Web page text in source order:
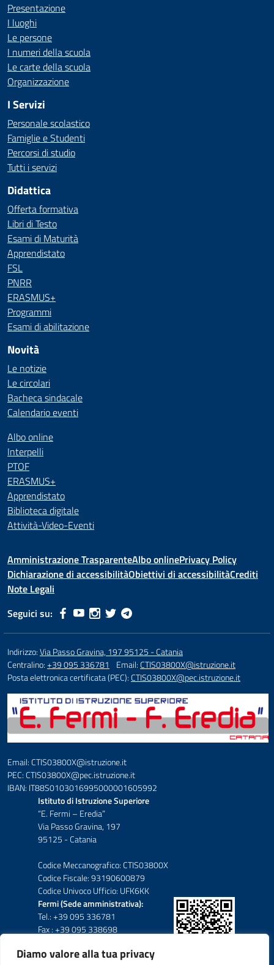
Diamo valore alla tua privacy
Presentazione
I luoghi
Le persone
I numeri della scuola
Le carte della scuola
Organizzazione
I Servizi
Personale scolastico
Famiglie e Studenti
Percorsi di studio
Tutti i servizi
Didattica
Offerta formativa
Libri di Testo
Esami di Maturità
Apprendistato
FSL
PNRR
ERASMUS+
Programmi
Esami di abilitazione
Novità
Le notizie
Le circolari
Bacheca sindacale
Calendario eventi
Albo online
Interpelli
PTOF
ERASMUS+
Apprendistato
Biblioteca digitale
Attività-Video-Eventi
Amministrazione TrasparenteAlbo onlinePrivacy Policy
Dichiarazione di accessibilitàObiettivi di accessibilitàCrediti
Note Legali
Seguici su:
Indirizzo:Via Passo Gravina, 197 95125 - Catania
Centralino:+39 095 336781 Email:CTIS03800X@istruzione.it
Posta elettronica certificata (PEC):CTIS03800X@pec.istruzione.it
Email: CTIS03800X@istruzione.it
PEC: CTIS03800X@pec.istruzione.it
IBAN: IT88S0103016995000001605992
Istituto di Istruzione Superiore
“E. Fermi – Eredia”
Via Passo Gravina, 197
95125 - Catania
Codice Meccanografico: CTIS03800X
Codice Fiscale: 93190600879
Codice Univoco Ufficio: UFK6KK
Fermi (Sede amministrativa):
Tel.: +39 095 336781
Fax : +39 095 338698
Eredia-Deodato: